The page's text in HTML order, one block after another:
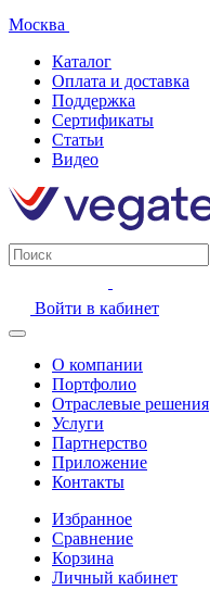
Москва
Каталог
Оплата и доставка
Поддержка
Сертификаты
Статьи
Видео
Войти в кабинет
О компании
Портфолио
Отраслевые решения
Услуги
Партнерство
Приложение
Контакты
Избранное
Сравнение
Корзина
Личный кабинет